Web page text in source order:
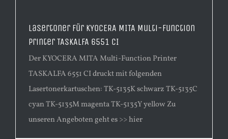
Lasertoner für KYOCERA MITA Multi-Function
Printer TASKALFA 6551 CI
Der KYOCERA MITA Multi-Function Printer
TASKALFA 6551 CI druckt mit folgenden
Lasertonerkartuschen: TK-5135K schwarz TK-5135C
cyan TK-5135M magenta TK-5135Y yellow Zu
unseren Angeboten geht es >> hier